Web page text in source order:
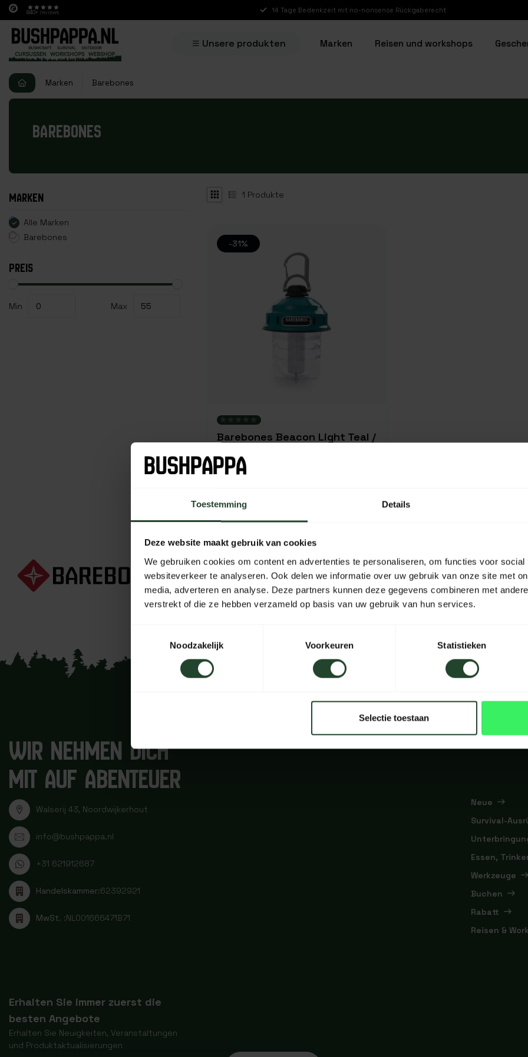
Toestemming Details
Deze website maakt gebruik van cookies
We gebruiken cookies om content en advertenties te personaliseren, om functies voor
websiteverkeer te analyseren. Ook delen we informatie over uw gebruik van onze site met
media, adverteren en analyse. Deze partners kunnen deze gegevens combineren met
verstrekt of die ze hebben verzameld op basis van uw gebruik van hun services.
Noodzakelijk
Voorkeuren Statistieken
Selectie toestaan
840+ reviews 14 Tage Bedenkzeit mit no-nonsense Rückgaberecht
Unsere produkten Marken Reisen und workshops
Marken Barebones
BAREBONES
MARKEN
Alle Marken
Barebones
PREIS
Min Max
1 Produkte
-31%
Barebones Beacon Light Teal /
54,95
Barebones steht hinter der Qualität all seiner Produkte. Jeder Artikel, den sie
sorgfältig entwickelt. Sie verkaufen diese Produkte, weil sie sie lieben, weil
Sie sind dafür gedacht, Ihr Outdoor-Erlebnis zu verbessern und dem normalen
WIR NEHMEN DICH
MIT AUF ABENTEUER
Walserij 43, Noordwijkerhout
info@bushpappa.nl
+31 621912687
Handelskammer:62392921
MwSt. :NL001666471B71
Neue
Survival-
Essen,
Werkzeuge
Buchen
Rabatt
Reisen &
Erhalten Sie immer zuerst die
besten Angebote
Erhalten Sie Neuigkeiten, Veranstaltungen
und Produktaktualisierungen